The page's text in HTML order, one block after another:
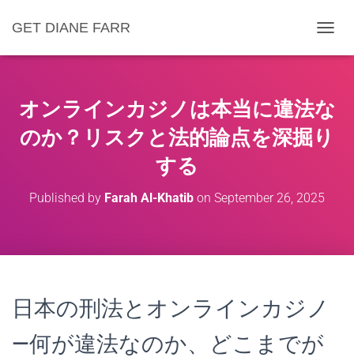
GET DIANE FARR
O
E
N
A
オンラインカジノは本当に違法な
のか？リスクと法的論点を深掘り
する
Published by Farah Al-Khatib on September 26, 2025
日本の刑法とオンラインカジノ
—何が違法なのか、どこまでが